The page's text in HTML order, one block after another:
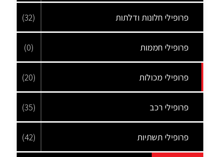
פרופילי חלונות ודלתות (32)
פרופילי חממות (0)
פרופילי מכולות (20)
פרופילי רכב (35)
פרופילי תשתיות (42)